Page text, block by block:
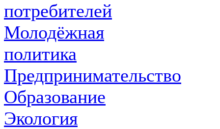
потребителей
Молодёжная
политика
Предпринимательство
Образование
Экология